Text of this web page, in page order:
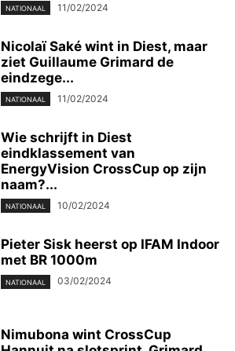
NATIONAAL 11/02/2024
Nicolaï Saké wint in Diest, maar
ziet Guillaume Grimard de
eindzege...
NATIONAAL 11/02/2024
Wie schrijft in Diest
eindklassement van
EnergyVision CrossCup op zijn
naam?...
NATIONAAL 10/02/2024
Pieter Sisk heerst op IFAM Indoor
met BR 1000m
NATIONAAL 03/02/2024
Nimubona wint CrossCup